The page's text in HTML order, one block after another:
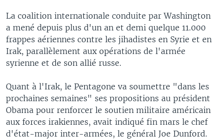
La coalition internationale conduite par Washington
a mené depuis plus d'un an et demi quelque 11.000
frappes aériennes contre les jihadistes en Syrie et en
Irak, parallèlement aux opérations de l'armée
syrienne et de son allié russe.
Quant à l'Irak, le Pentagone va soumettre "dans les
prochaines semaines" ses propositions au président
Obama pour renforcer le soutien militaire américain
aux forces irakiennes, avait indiqué fin mars le chef
d'état-major inter-armées, le général Joe Dunford.